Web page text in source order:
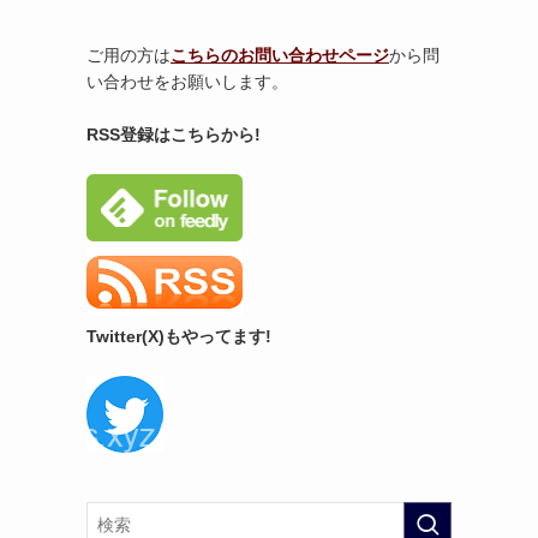
ご用の方はこちらのお問い合わせページから問
い合わせをお願いします。
RSS登録はこちらから!
Twitter(X)もやってます!